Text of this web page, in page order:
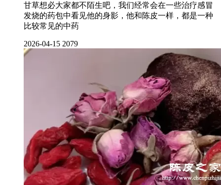
甘草想必大家都不陌生吧，我们经常会在一些治疗感冒
发烧的药包中看见他的身影，他和陈皮一样，都是一种
比较常见的中药
2026-04-15 2079